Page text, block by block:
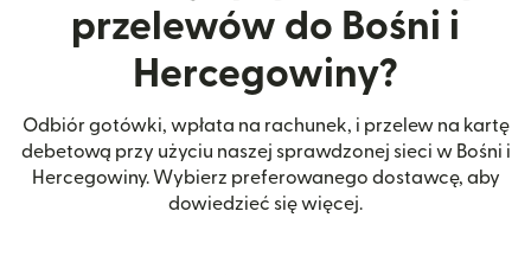
przelewów do Bośni i
Hercegowiny?
Odbiór gotówki, wpłata na rachunek, i przelew na kartę
debetową przy użyciu naszej sprawdzonej sieci w Bośni i
Hercegowiny. Wybierz preferowanego dostawcę, aby
dowiedzieć się więcej.